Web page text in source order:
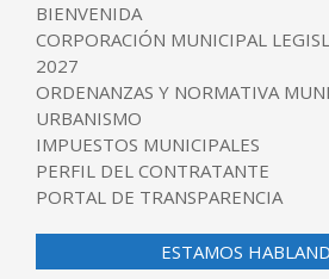
BIENVENIDA
CORPORACIÓN MUNICIPAL
2027
ORDENANZAS Y NORMATIVA
URBANISMO
IMPUESTOS MUNICIPALES
PERFIL DEL CONTRATANTE
PORTAL DE TRANSPARENCIA
ESTAMOS